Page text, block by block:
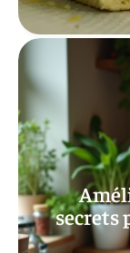
secrets